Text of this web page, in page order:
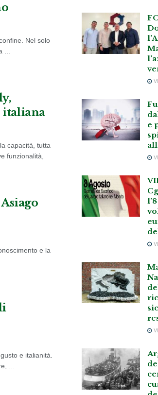
Nel solo
italiana
capacità, tutta
funzionalità,
e la
e italianità.
...
e